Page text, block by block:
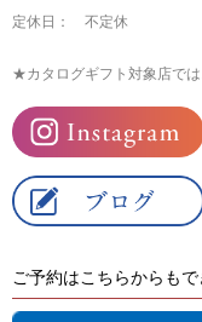
定休日： 不定休
★カタログギフト対象店で
ご予約はこちらからもで